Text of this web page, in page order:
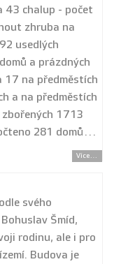
43 chalup - počet
zhruba na
usedlých
a prázdných
na předměstích
a na předměstích
1713
281 domů…
Více...
svého
Šmíd,
rodinu, ale i pro
Budova je